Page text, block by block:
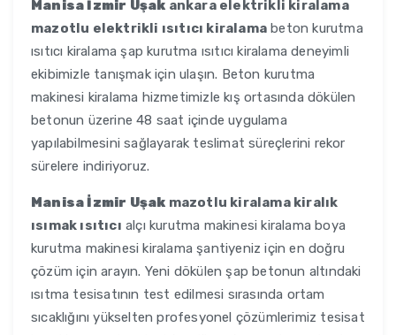
Manisa İzmir Uşak ankara elektrikli kiralama
mazotlu elektrikli ısıtıcı kiralama beton kurutma
ısıtıcı kiralama şap kurutma ısıtıcı kiralama deneyimli
ekibimizle tanışmak için ulaşın. Beton kurutma
makinesi kiralama hizmetimizle kış ortasında dökülen
betonun üzerine 48 saat içinde uygulama
yapılabilmesini sağlayarak teslimat süreçlerini rekor
sürelere indiriyoruz.
Manisa İzmir Uşak mazotlu kiralama kiralık
ısımak ısıtıcı alçı kurutma makinesi kiralama boya
kurutma makinesi kiralama şantiyeniz için en doğru
çözüm için arayın. Yeni dökülen şap betonun altındaki
ısıtma tesisatının test edilmesi sırasında ortam
sıcaklığını yükselten profesyonel çözümlerimiz tesisat